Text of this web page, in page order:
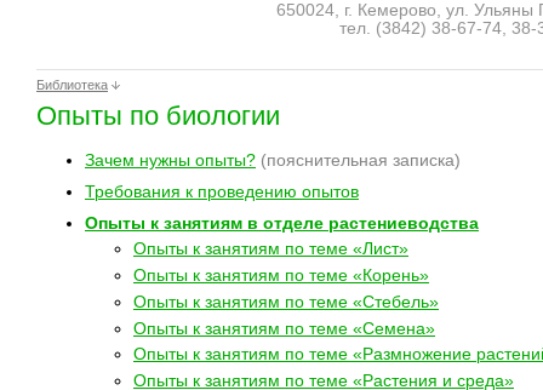
650024, г. Кемерово, ул. Ульяны
тел. (3842) 38-67-74, 38-
Библиотека
Опыты по биологии
Зачем нужны опыты? (пояснительная записка)
Требования к проведению опытов
Опыты к занятиям в отделе растениеводства
Опыты к занятиям по теме «Лист»
Опыты к занятиям по теме «Корень»
Опыты к занятиям по теме «Стебель»
Опыты к занятиям по теме «Семена»
Опыты к занятиям по теме «Размножение
Опыты к занятиям по теме «Растения и среда»